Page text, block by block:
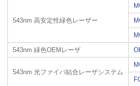
543nm 高安定性緑色レーザー
543nm 緑色OEMレーザ
543nm 光ファイバ結合レーザシステム